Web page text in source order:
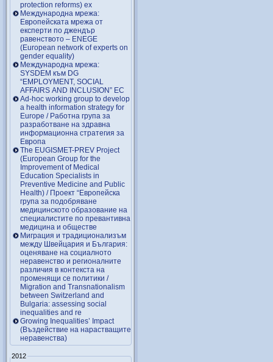
protection reforms) ex
Международна мрежа:
Европейската мрежа от
експерти по джендър
равенството – ENEGE
(European network of experts on
gender equality)
Международна мрежа:
SYSDEM към DG
“EMPLOYMENT, SOCIAL
AFFAIRS AND INCLUSION” EC
Ad-hoc working group to develop
a health information strategy for
Europe / Работна група за
разработване на здравна
информационна стратегия за
Европа
The EUGISMET-PREV Project
(European Group for the
Improvement of Medical
Education Specialists in
Preventive Medicine and Public
Health) / Проект “Европейска
група за подобряване
медицинското образование на
специалистите по превантивна
медицина и обществе
Миграция и традиционализъм
между Швейцария и България:
оценяване на социалното
неравенство и регионалните
различия в контекста на
променящи се политики /
Migration and Transnationalism
between Switzerland and
Bulgaria: assessing social
inequalities and re
Growing Inequalities’ Impact
(Въздействие на нарастващите
неравенства)
2012